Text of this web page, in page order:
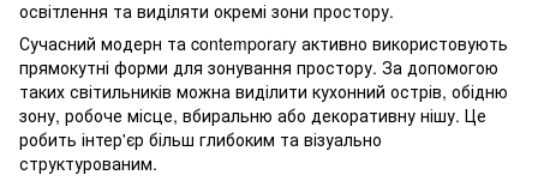
освітлення та виділяти окремі зони простору.
Сучасний модерн та contemporary активно використовують
прямокутні форми для зонування простору. За допомогою
таких світильників можна виділити кухонний острів, обідню
зону, робоче місце, вбиральню або декоративну нішу. Це
робить інтер'єр більш глибоким та візуально
структурованим.